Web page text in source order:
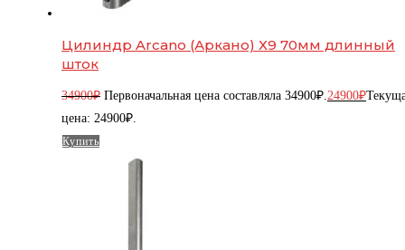
Цилиндр Arcano (Аркано) Х9 70мм длинный
шток
34900₽ Первоначальная цена составляла 34900₽.24900₽
цена: 24900₽.
Купить